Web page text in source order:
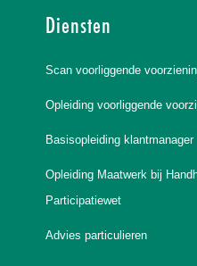
Diensten
Scan voorliggende
Opleiding voorliggende
Basisopleiding klantmanager
Opleiding Maatwerk bij
Participatiewet
Advies particulieren